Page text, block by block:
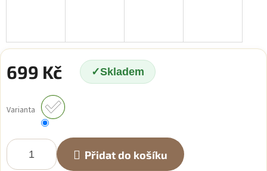
699 Kč Skladem
cena:
Varianta
Přidat do košíku